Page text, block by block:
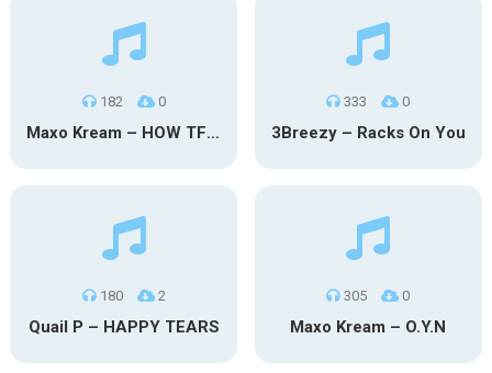
182 0
Maxo Kream – HOW TF I’M LUCKY
333 0
3Breezy – Racks On You
180 2
Quail P – HAPPY TEARS
305 0
Maxo Kream – O.Y.N